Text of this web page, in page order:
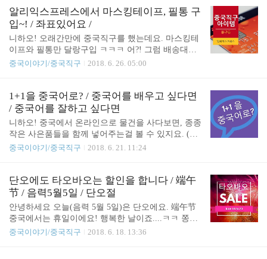
6/24 결재->6/25 항공발송준비->무한 기다림(현재 여
기)->7/13~7/31 예상배송일 [..
요. 하고있다보면 멍해지면서도 킬링타임 하기엔 딱
이라는 생각도 들고...ㅎㅎ 좋아하는 하이를 보면 행
복하기도 하고..ㅋㅋ 힐링되더라구요. 가격좀 보세
요. 6권인데 18.80위엔밖에....ㅎㅎ 우리돈 약 3,500
원?? 가격도 아주 저렴해서 사기도 부담안되고, 한번
가지고 놀기에도 좋고 전 맘에 딱 들어요. 하이와 함
니다.♡♡ 하다보면 앉은자리에서 1권 금방 끝내더
라구요. 아이가 직접 할 수 있다면 더 좋겠죠? (그..
알리익스프레스에서 마스킹테이프, 필통 구
입~! / 좌표있어요 /
니하오! 오래간만에 중국직구를 했는데요. 마스킹테
이프와 필통만 달랑구입 ㅋㅋㅋ 어?! 그럼 배송대행
비가 훨씬 더 많이 드는거아니에요??? 라고 물으시는
m 입니다. 이 사이트는, 배송비가 없이 국제배송을
받아볼 수 있는 곳이에요 ㅎㅎ 간단히 말하자면, 타
오바오에서 물건을 사는데 미국까지도 무료배송을
해주거나 혹은 2~3천원정도의 배송비를 받고 보내주
는곳이죠. (더 자세한 내용은 다른 포스팅에서 틈틈
히 해드릴게요) ▲▲알리익스프레스 배송진행상황
무료배송은 약 3주정도 걸리니까 주문해놓은거 잊어
버릴만 하면 도착합니다.ㅎㅎ 그래도 어쩔때는 2주
만에도 ..
중국이야기/중국직구 2018. 6. 26. 05:00
1+1을 중국어로? / 중국어를 배우고 싶다면
/ 중국어를 잘하고 싶다면
니하오! 중국에서 온라인으로 물건을 사다보면, 종종
작은 사은품들을 함께 넣어주는걸 볼 수 있지요. (그
런데 질은 좀 별로인....것들이 오긴 와요 ^^;) 유아용
sháo 라고 합니다. 제 친구가 얼마전에 이걸 받았는
데, 挖耳勺在挖耳朵的时候断了： wā ěr sháo zài wā ěr
duǒ de shí hòu duàn le 사용하는 도중 부러졌다네
요.....ㅎㅎㅎ 아무튼, 중국에서도 자기의 물건을 더
많이 팔기위해서 有很多促销活动：yǒu hěn duō cù xi
āo huó dòng 여러가지 행사들을 많이 해요. 할인행사,
중국이야기/중국직구 2018. 6. 21. 11:24
단오에도 타오바오는 할인을 합니다 / 端午
节 / 음력5월5일 / 단오절
안녕하세요 오늘(음력 5월 5일)은 단오에요. 端午节
중국에서는 휴일이에요! 행복한 날이죠....ㅋㅋ 쫑즈
를 먹으며 보내요. (쫑즈 粽子 : 대나무잎에 싸서 쪄
중국이야기/중국직구 2018. 6. 18. 13:36